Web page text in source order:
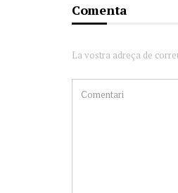
Comenta
La vostra adreça de